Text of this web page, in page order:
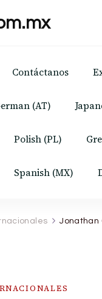
Contáctanos
(AT)
Polish (PL)
Spanish (MX)
Jonathan